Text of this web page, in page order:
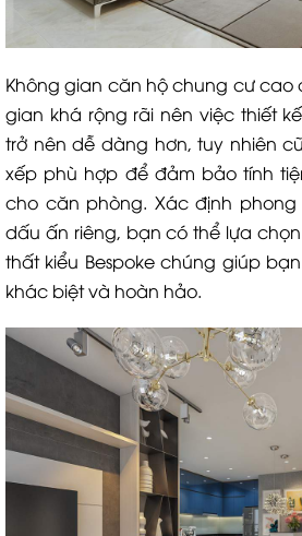
Không gian căn hộ chung cư cao
gian khá rộng rãi nên việc thiết
trở nên dễ dàng hơn, tuy nhiên
xếp phù hợp để đảm bảo tính
cho căn phòng. Xác định
dấu ấn riêng, bạn có thể lựa
thất kiểu Bespoke chúng giúp
khác biệt và hoàn hảo.